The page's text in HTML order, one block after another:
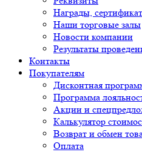
Награды,
Наши торговые залы
Новости компании
Результаты
Контакты
Покупателям
Дисконтная
Программа
Акции и
Калькулятор
Возврат и обмен
Оплата